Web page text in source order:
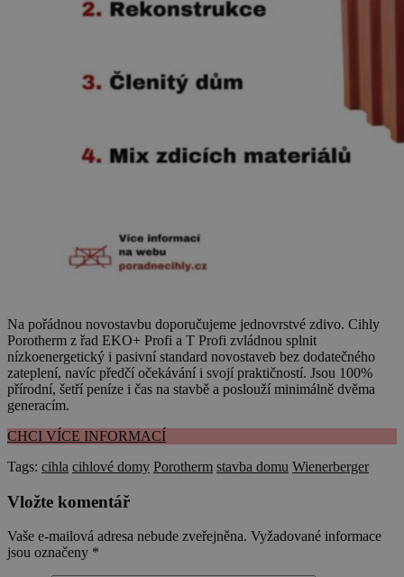
Na pořádnou novostavbu doporučujeme jednovrstvé zdivo. Cihly
Porotherm z řad EKO+ Profi a T Profi zvládnou splnit
nízkoenergetický i pasivní standard novostaveb bez dodatečného
zateplení, navíc předčí očekávání i svojí praktičností. Jsou 100%
přírodní, šetří peníze i čas na stavbě a poslouží minimálně dvěma
generacím.
CHCI VÍCE INFORMACÍ
Tags: cihla cihlové domy Porotherm stavba domu Wienerberger
Vložte komentář
Vaše e-mailová adresa nebude zveřejněna. Vyžadované informace
jsou označeny *